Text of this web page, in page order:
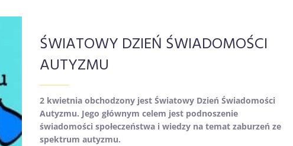
ŚWIATOWY DZIEŃ ŚWIADOMOŚCI
AUTYZMU
2 kwietnia obchodzony jest Światowy Dzień Świadomości
Autyzmu. Jego głównym celem jest podnoszenie
świadomości społeczeństwa i wiedzy na temat zaburzeń ze
spektrum autyzmu.